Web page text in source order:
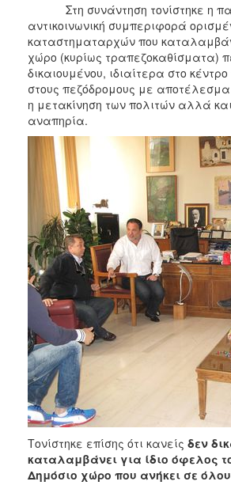
ΠΟΛΙΤΙΣΜΟΣ
ΑΝΘΕΚΤΙΚΗ
ΠΟΛΗ
Στη συνάντηση τονίστηκε η
αντικοινωνική συμπεριφορά
καταστηματαρχών που
χώρο (κυρίως τραπεζοκαθίσματα)
δικαιουμένου, ιδιαίτερα στο
στους πεζόδρομους με
η μετακίνηση των πολιτών αλλά
αναπηρία.
Τονίστηκε επίσης ότι κανείς δεν
καταλαμβάνει για ίδιο όφελος
Δημόσιο χώρο που ανήκει σε